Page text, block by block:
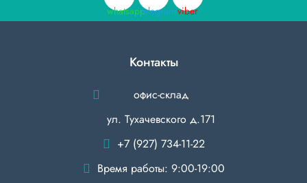
Контакты
офис-склад
ул. Тухачевского д.171
+7 (927) 734-11-22
Время работы: 9:00-19:00